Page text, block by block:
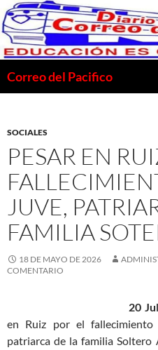
Saltar
al
contenido
Correo del Pacifico
SOCIALES
PESAR EN
JUVE,
FAMILIA
18 DE MAYO DE 2026
COMENTARIO
20
en Ruiz por el
patriarca de la familia Soltero